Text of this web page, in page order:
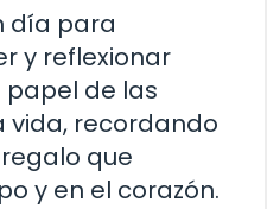
día para
y reflexionar
papel de las
vida, recordando
que
y en el corazón.